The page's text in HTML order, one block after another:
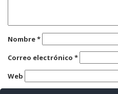
Nombre*
Correo electrónico *
Web